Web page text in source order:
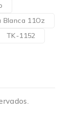
Blanca 11Oz
TK-1152